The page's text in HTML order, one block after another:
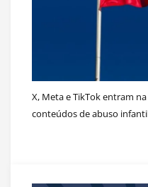
X, Meta e TikTok entram
conteúdos de abuso